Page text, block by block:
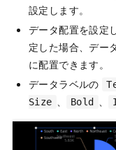
設定します。
データ配置を設定
定した場合、デー
に配置できます。
データラベルの
Size
Bold